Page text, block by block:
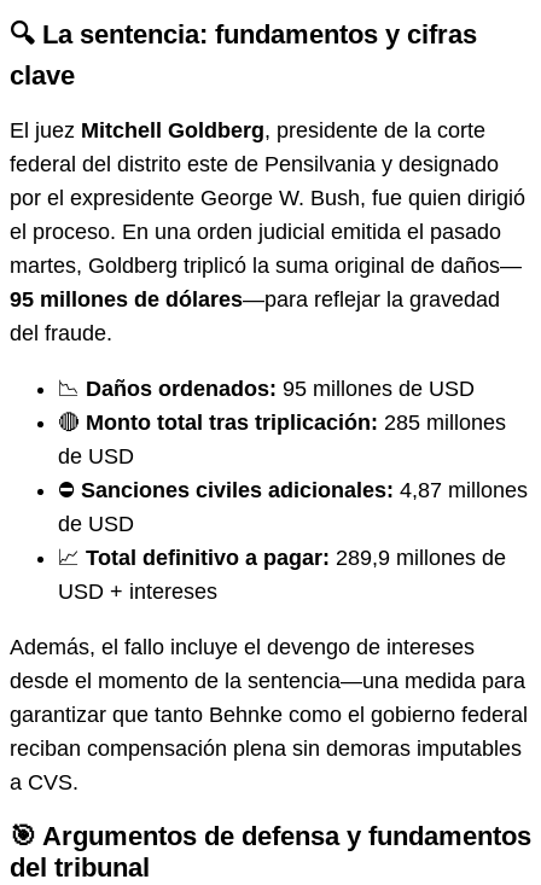
🔍 La sentencia: fundamentos y cifras
clave
El juez Mitchell Goldberg, presidente de la corte
federal del distrito este de Pensilvania y designado
por el expresidente George W. Bush, fue quien dirigió
el proceso. En una orden judicial emitida el pasado
martes, Goldberg triplicó la suma original de daños—
95 millones de dólares—para reflejar la gravedad
del fraude.
📉 Daños ordenados: 95 millones de USD
🔴 Monto total tras triplicación: 285 millones
de USD
⛔ Sanciones civiles adicionales: 4,87 millones
de USD
📈 Total definitivo a pagar: 289,9 millones de
USD + intereses
Además, el fallo incluye el devengo de intereses
desde el momento de la sentencia—una medida para
garantizar que tanto Behnke como el gobierno federal
reciban compensación plena sin demoras imputables
a CVS.
🎯 Argumentos de defensa y fundamentos
del tribunal